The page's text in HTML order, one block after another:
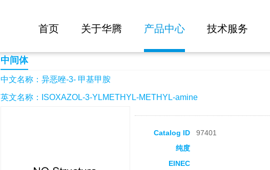
首页 关于华腾 产品中心 技术服务
异恶唑-3- 甲基甲胺
中间体
中文名称：异恶唑-3- 甲基甲胺
英文名称：ISOXAZOL-3-YLMETHYL-METHYL-amine
Catalog ID 97401
纯度
EINEC